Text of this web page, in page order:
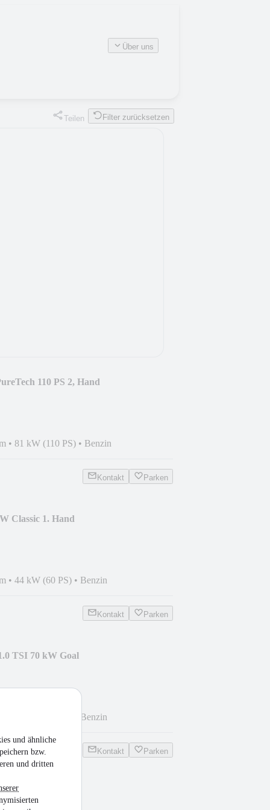
und ähnliche
bzw.
und dritten
Über uns
Teilen Filter zurücksetzen
110 PS 2, Hand
• 81 kW (110 PS) • Benzin
Kontakt Parken
Classic 1. Hand
• 44 kW (60 PS) • Benzin
Kontakt Parken
TSI 70 kW Goal
Benzin
Kontakt Parken
scheckheft